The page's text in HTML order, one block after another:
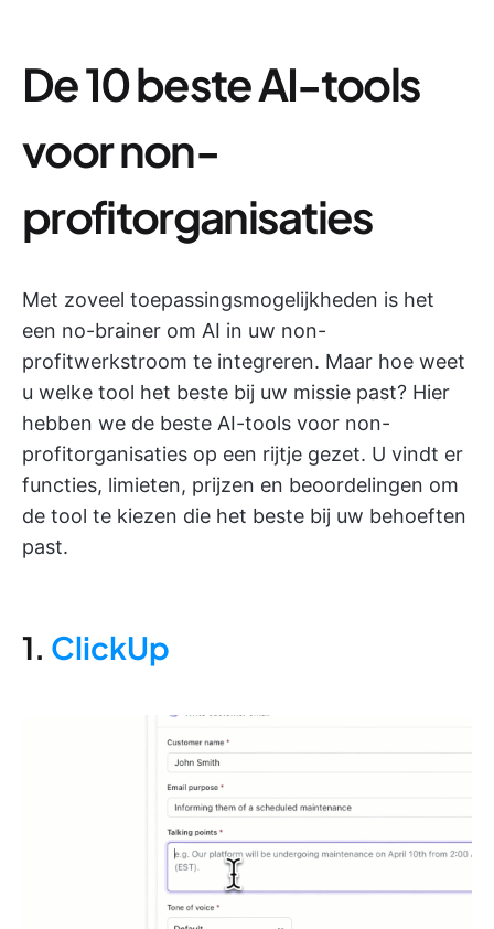
De 10 beste AI-tools
voor non-
profitorganisaties
Met zoveel toepassingsmogelijkheden is het
een no-brainer om AI in uw non-
profitwerkstroom te integreren. Maar hoe weet
u welke tool het beste bij uw missie past? Hier
hebben we de beste AI-tools voor non-
profitorganisaties op een rijtje gezet. U vindt er
functies, limieten, prijzen en beoordelingen om
de tool te kiezen die het beste bij uw behoeften
past.
1. ClickUp